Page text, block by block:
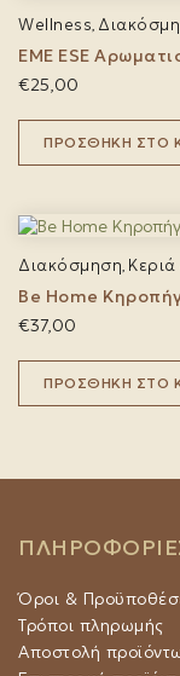
Wellness
EME ESE
€25,00
ΠΡΟΣΘΉΚΗ ΣΤΟ
Διακόσμηση,
Be Home
€37,00
ΠΡΟΣΘΉΚΗ ΣΤΟ
Όροι &
Τρόποι πληρωμής
Αποστολή